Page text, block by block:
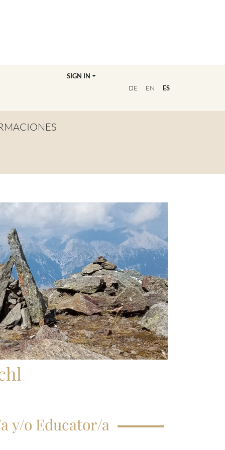
DE EN ES
SIGN IN
EN
A TU
A
CLASE
y/o Educator/a